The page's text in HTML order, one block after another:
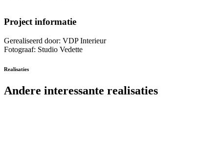
Project informatie
Gerealiseerd door: VDP Interieur
Fotograaf: Studio Vedette
Realisaties
Andere interessante realisaties